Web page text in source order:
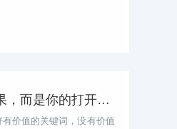
抖音推广的第一步没有效果，而是你的打开方式不对
价值的关键词，没有价值